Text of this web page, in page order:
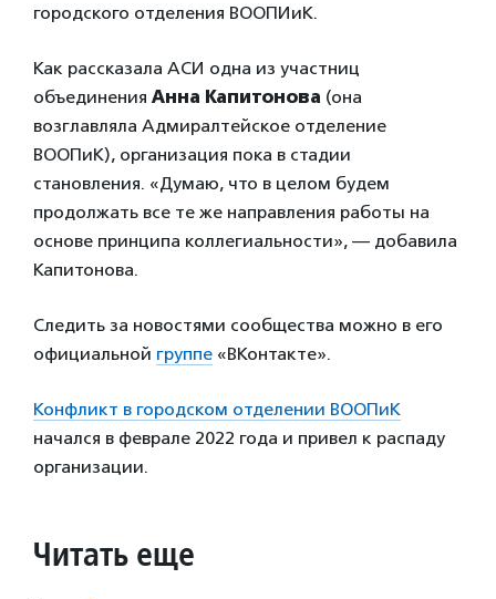
городского отделения ВООПИиК.
Как рассказала АСИ одна из участниц
объединения Анна Капитонова (она
возглавляла Адмиралтейское отделение
ВООПиК), организация пока в стадии
становления. «Думаю, что в целом будем
продолжать все те же направления работы на
основе принципа коллегиальности», — добавила
Капитонова.
Следить за новостями сообщества можно в его
официальной группе «ВКонтакте».
Конфликт в городском отделении ВООПиК
начался в феврале 2022 года и привел к распаду
организации.
Читать еще